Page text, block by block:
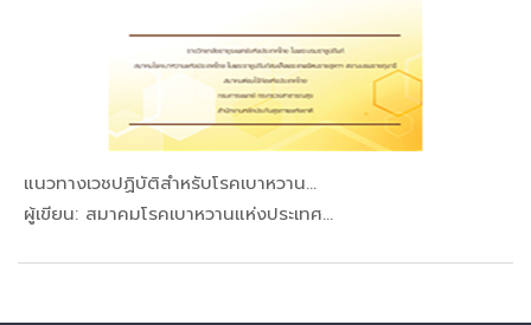
แนวทางเวชปฏิบัติสำหรับโรคเบาหวาน...
ผู้เขียน: สมาคมโรคเบาหวานแห่งประเทศ...
In โรคของต...